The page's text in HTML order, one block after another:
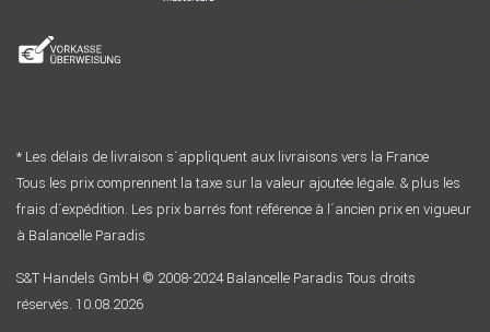
* Les délais de livraison s´appliquent aux livraisons vers la France
Tous les prix comprennent la taxe sur la valeur ajoutée légale. & plus les
frais d´expédition. Les prix barrés font référence à l´ancien prix en vigueur
à Balancelle Paradis
S&T Handels GmbH © 2008-2024 Balancelle Paradis Tous droits
réservés. 10.08.2026